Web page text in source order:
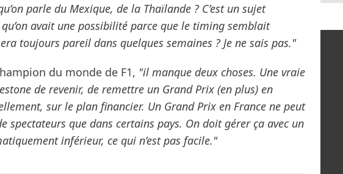
parle du Mexique, de la Thaïlande ? C’est un sujet
avait une possibilité parce que le timing semblait
toujours pareil dans quelques semaines ? Je ne sais pas."
du monde de F1, "il manque deux choses. Une vraie
de revenir, de remettre un Grand Prix (en plus) en
sur le plan financier. Un Grand Prix en France ne peut
spectateurs que dans certains pays. On doit gérer ça avec un
inférieur, ce qui n’est pas facile."